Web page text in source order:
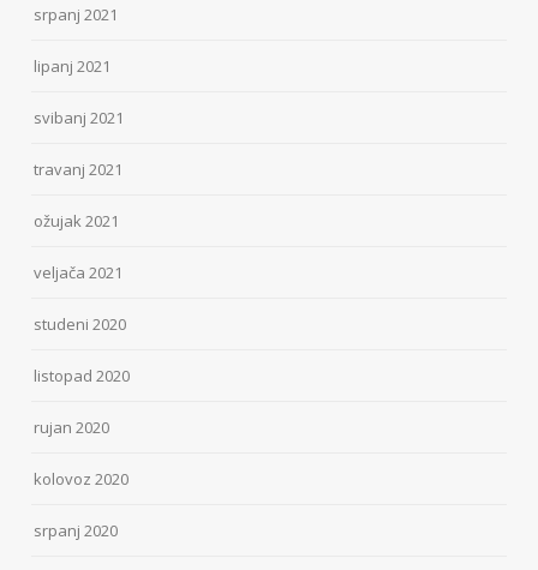
srpanj 2021
lipanj 2021
svibanj 2021
travanj 2021
ožujak 2021
veljača 2021
studeni 2020
listopad 2020
rujan 2020
kolovoz 2020
srpanj 2020